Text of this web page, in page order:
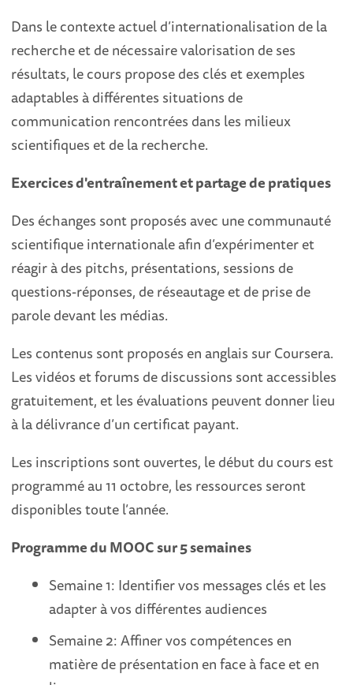
Dans le contexte actuel d’internationalisation de la
recherche et de nécessaire valorisation de ses
résultats, le cours propose des clés et exemples
adaptables à différentes situations de
communication rencontrées dans les milieux
scientifiques et de la recherche.
Exercices d'entraînement et partage de pratiques
Des échanges sont proposés avec une communauté
scientifique internationale afin d’expérimenter et
réagir à des pitchs, présentations, sessions de
questions-réponses, de réseautage et de prise de
parole devant les médias.
Les contenus sont proposés en anglais sur Coursera.
Les vidéos et forums de discussions sont accessibles
gratuitement, et les évaluations peuvent donner lieu
à la délivrance d’un certificat payant.
Les inscriptions sont ouvertes, le début du cours est
programmé au 11 octobre, les ressources seront
disponibles toute l’année.
Programme du MOOC sur 5 semaines
Semaine 1: Identifier vos messages clés et les
adapter à vos différentes audiences
Semaine 2: Affiner vos compétences en
matière de présentation en face à face et en